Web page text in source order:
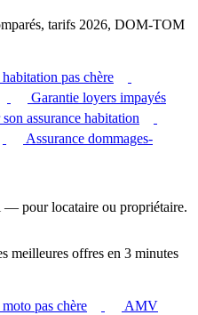
tarifs 2026, DOM-TOM
pas chère
Garantie loyers impayés
assurance habitation
Assurance dommages-
— pour locataire ou propriétaire.
meilleures offres en 3 minutes
pas chère
AMV